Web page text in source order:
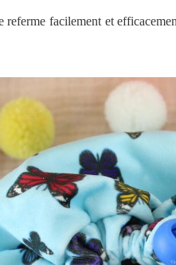
referme facilement et